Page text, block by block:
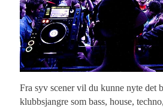
Fra syv scener vil du kunne nyte det
klubbsjangre som bass, house,